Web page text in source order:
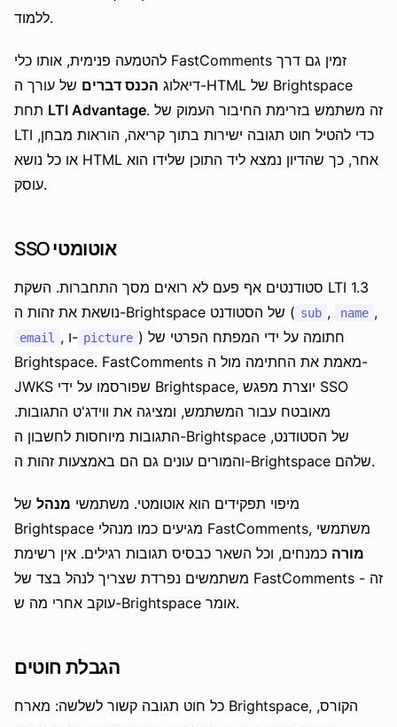
ללמוד.
להטמעה פנימית, אותו כלי FastComments זמין גם דרך
דיאלוג הכנס דברים של עורך ה-HTML של Brightspace
LTI Advantage. זה משתמש בזרימת החיבור העמוק של
LTI כדי להטיל חוט תגובה ישירות בתוך קריאה, הוראות מבחן,
או כל נושא HTML אחר, כך שהדיון נמצא ליד התוכן שלידו הוא
עוסק.
SSO אוטומטי
סטודנטים אף פעם לא רואים מסך התחברות. השקת LTI 1.3
נושאת את זהות ה-Brightspace של הסטודנט ( sub , name ,
email , ו- picture ) חתומה על ידי המפתח הפרטי של
Brightspace. FastComments מאמת את החתימה מול ה-
JWKS שפורסמו על ידי Brightspace, יוצרת מפגש SSO
מאובטח עבור המשתמש, ומציגה את ווידג'ט התגובות.
התגובות מיוחסות לחשבון ה-Brightspace של הסטודנט,
והמורים עונים גם הם באמצעות זהות ה-Brightspace שלהם.
מיפוי תפקידים הוא אוטומטי. משתמשי מנהל של
Brightspace מגיעים כמו מנהלי FastComments, משתמשי
מורה כמנחים, וכל השאר כבסיס תגובות רגילים. אין רשימת
משתמשים נפרדת שצריך לנהל בצד של FastComments - זה
עוקב אחרי מה ש-Brightspace אומר.
הגבלת חוטים
כל חוט תגובה קשור לשלשה: מארח Brightspace, הקורס,